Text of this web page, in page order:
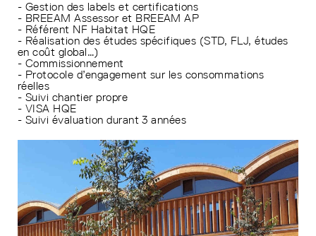
- Gestion des labels et certifications
- BREEAM Assessor et BREEAM AP
- Référent NF Habitat HQE
- Réalisation des études spécifiques (STD, FLJ, études
en coût global…)
- Commissionnement
- Protocole d’engagement sur les consommations
réelles
- Suivi chantier propre
- VISA HQE
- Suivi évaluation durant 3 années